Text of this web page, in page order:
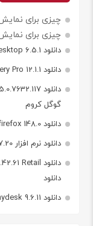
چیزی برای
چیزی برای
دانلود telegram Desktop 6.5.1 نرم افزار رایگان تلگرام دسکتاپ
دانلود auslogics file recovery Pro 12.1.1 نرم افزار بازیابی اطلاعات
گوگل کروم
دانلود mozilla firefox 148.0 مرورگر موزیلا فایرفاکس
دانلود نرم افزار winrar 7.20 وین رار
دانلود
دانلود anydesk 9.6.11 کنترل ویندوز از راه دور